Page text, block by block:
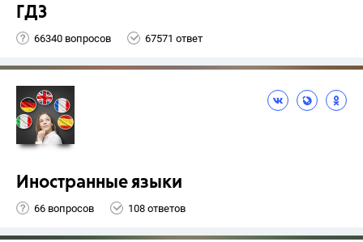
ГДЗ
66340 вопросов 67571 ответ
Иностранные языки
66 вопросов 108 ответов